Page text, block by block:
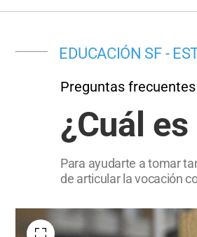
EDUCACIÓN SF -
Preguntas
¿Cuál
Para ayudarte a tomar
de articular la vocación